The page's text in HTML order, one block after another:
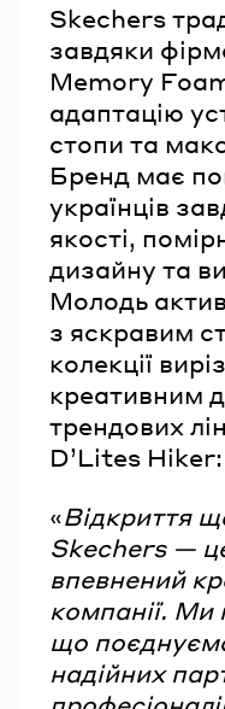
Skechers
завдяки
Memory
адаптацію
стопи та
Бренд має
українців
якості,
дизайну та
Молодь
з яскравим
колекції
креативним
трендових
D’Lites
«Відкриття
Skechers —
впевнений
компанії.
що
надійних